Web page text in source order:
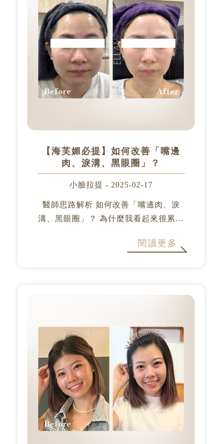
【海芙媚必提】如何改善「嘴邊
肉、淚溝、黑眼圈」？
小臉拉提 - 2025-02-17
醫師思路解析 如何改善「嘴邊肉、淚
溝、黑眼圈」？ 為什麼我看起來很累？
為什麼總是被說很累？」、「嘴邊肉讓
閱讀更多